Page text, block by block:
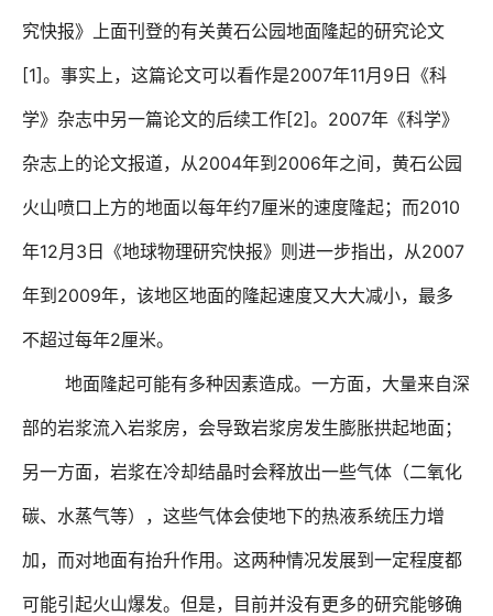
究快报》上面刊登的有关黄石公园地面隆起的研究论文
[1]。事实上，这篇论文可以看作是2007年11月 9 日《科
学》杂志中另一篇论文的后续工作[2]。 2007年《科学》
杂志上的论文报道，从2004年到 2006年之间，黄石公园
火山喷口上方的地面以每年约7厘米的速度隆起；而2010
年12月 3 日《地球物理研究快报》则进一步指出，从2007
年到 2009年，该地区地面的隆起速度又大大减小，最多
不超过每年2厘米。
地面隆起可能有多种因素造成。一方面，大量来自深
部的岩浆流入岩浆房，会导致岩浆房发生膨胀拱起地面；
另一方面，岩浆在冷却结晶时会释放出一些气体（二氧化
碳、水蒸气等），这些气体会使地下的热液系统压力增
加，而对地面有抬升作用。这两种情况发展到一定程度都
可能引起火山爆发。但是，目前并没有更多的研究能够确